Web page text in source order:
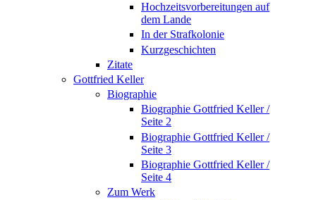
Hochzeitsvorbereitungen auf
dem Lande
In der Strafkolonie
Kurzgeschichten
Zitate
Gottfried Keller
Biographie
Biographie Gottfried Keller /
Seite 2
Biographie Gottfried Keller /
Seite 3
Biographie Gottfried Keller /
Seite 4
Zum Werk